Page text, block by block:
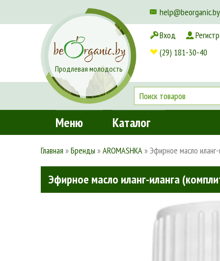
help@beorganic.by
Доставка и оплата
Продлевая молодость
Вход
(29) 181-30-40
Меню Каталог
Главная »Бренды »AROMASHKA»Эфирное масло
Эфирное масло иланг-иланга